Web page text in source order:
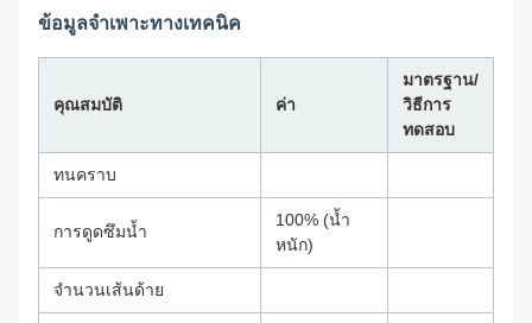
ข้อมูลจำเพาะทางเทคนิค
คุณสมบัติ ค่า
มาตรฐาน/
วิธีการ
ทดสอบ
ทนคราบ
การดูดซึมน้ำ
100% (น้ำ
หนัก)
จำนวนเส้นด้าย